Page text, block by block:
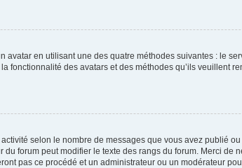
en utilisant une des quatre méthodes suivantes : le
fonctionnalité des avatars et des méthodes qu’ils veuillent
selon le nombre de messages que vous avez publié
forum peut modifier le texte des rangs du forum. Merci de
pas ce procédé et un administrateur ou un modérateur